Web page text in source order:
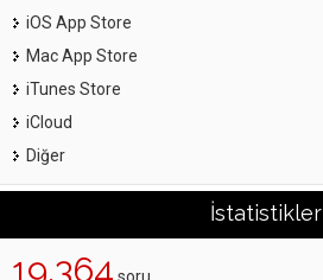
iOS App Store
Mac App Store
iTunes Store
iCloud
Diğer
İstatistikler
19,364